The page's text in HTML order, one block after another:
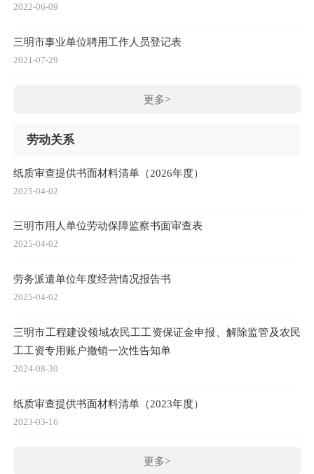
2022-06-09
三明市事业单位聘用工作人员登记表
2021-07-29
更多>
劳动关系
纸质审查提供书面材料清单（2026年度）
2025-04-02
三明市用人单位劳动保障监察书面审查表
2025-04-02
劳务派遣单位年度经营情况报告书
2025-04-02
三明市工程建设领域农民工工资保证金申报、解除监管及农民
工工资专用账户撤销一次性告知单
2024-08-30
纸质审查提供书面材料清单（2023年度）
2023-03-16
更多>